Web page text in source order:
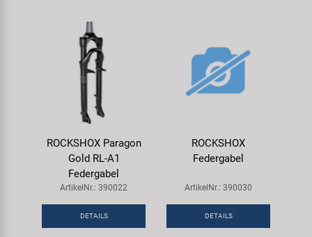
ROCKSHOX Paragon
Gold RL-A1
Federgabel
ArtikelNr.: 390022
DETAILS
ROCKSHOX
Federgabel
ArtikelNr.: 390030
DETAILS